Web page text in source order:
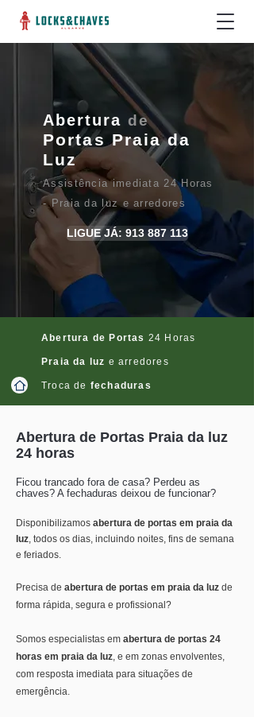
Abertura de
Portas Praia da
Luz
Assistência imediata 24 Horas
- Praia da luz e arredores
LIGUE JÁ: 913 887 113
Abertura de Portas 24 Horas
Praia da luz e arredores
Troca de fechaduras
Abertura de Portas Praia da luz
24 horas
Ficou trancado fora de casa? Perdeu as
chaves? A fechaduras deixou de funcionar?
Disponibilizamos abertura de portas em praia da
luz, todos os dias, incluindo noites, fins de semana
e feriados.
Precisa de abertura de portas em praia da luz de
forma rápida, segura e profissional?
Somos especialistas em abertura de portas 24
horas em praia da luz, e em zonas envolventes,
com resposta imediata para situações de
emergência.